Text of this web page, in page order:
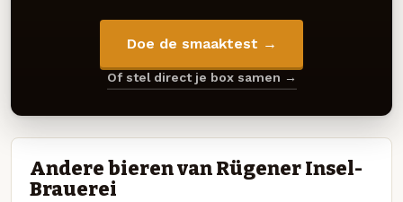
Doe de smaaktest →
Of stel direct je box samen →
Andere bieren van Rügener Insel-
Brauerei